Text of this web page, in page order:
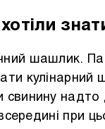
шашлик.
кулінарний
надто
при